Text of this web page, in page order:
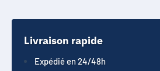
Livraison rapide
Expédié en 24/48h